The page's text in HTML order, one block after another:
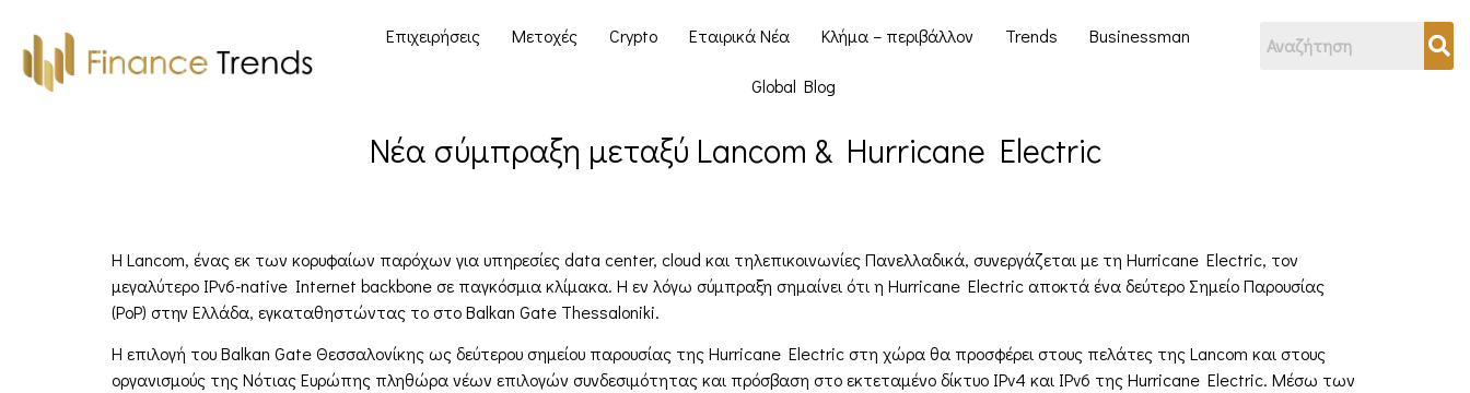
Επιχειρήσεις Μετοχές Crypto Εταιρικά Νέα Κλήμα – περιβάλλον Trends Businessman
Global Blog
Νέα σύμπραξη μεταξύ Lancom & Hurricane Electric
Η Lancom, ένας εκ των κορυφαίων παρόχων για υπηρεσίες data center, cloud και τηλεπικοινωνίες Πανελλαδικά, συνεργάζεται με τη Hurricane Electric, τον
μεγαλύτερο IPv6-native Internet backbone σε παγκόσμια κλίμακα. Η εν λόγω σύμπραξη σημαίνει ότι η Hurricane Electric αποκτά ένα δεύτερο Σημείο Παρουσίας
(PoP) στην Ελλάδα, εγκαταθηστώντας το στο Balkan Gate Thessaloniki.
Η επιλογή του Balkan Gate Θεσσαλονίκης ως δεύτερου σημείου παρουσίας της Hurricane Electric στη χώρα θα προσφέρει στους πελάτες της Lancom και στους
οργανισμούς της Νότιας Ευρώπης πληθώρα νέων επιλογών συνδεσιμότητας και πρόσβαση στο εκτεταμένο δίκτυο IPv4 και IPv6 της Hurricane Electric. Μέσω των